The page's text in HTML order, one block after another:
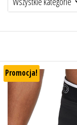
Promocja!